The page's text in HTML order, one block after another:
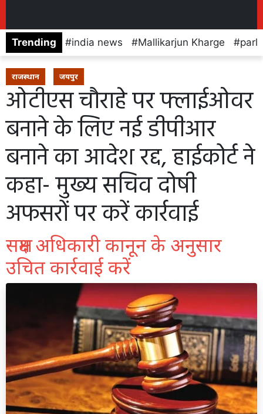
Trending india news Mallikarjun Kharge
राजस्थान जयपुर
ओटीएस चौराहे पर फ्लाईओवर
बनाने के लिए नई डीपीआर
बनाने का आदेश रद्द, हाईकोर्ट ने
कहा- मुख्य सचिव दोषी
अफसरों पर करें कार्रवाई
सक्षम अधिकारी कानून के अनुसार
उचित कार्रवाई करें